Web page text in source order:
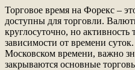
Торговое время на Форекс ‒
доступны для торговли.
круглосуточно, но активность
зависимости от времени
Московском времени, важно
закрываются основные